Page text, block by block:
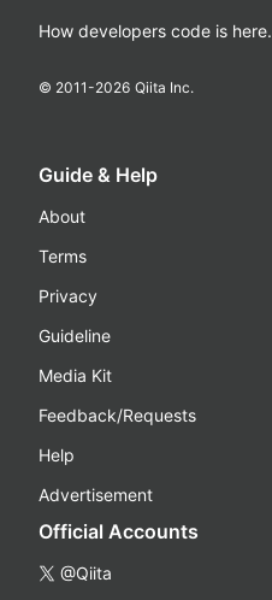
How developers code is here.
© 2011-2026 Qiita Inc.
Guide & Help
About
Terms
Privacy
Guideline
Media Kit
Feedback/Requests
Help
Advertisement
Official Accounts
@Qiita